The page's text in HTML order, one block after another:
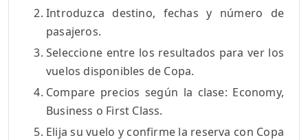
Introduzca destino, fechas y número de
pasajeros.
Seleccione entre los resultados para ver los
vuelos disponibles de Copa.
Compare precios según la clase: Economy,
Business o First Class.
Elija su vuelo y confirme la reserva con Copa